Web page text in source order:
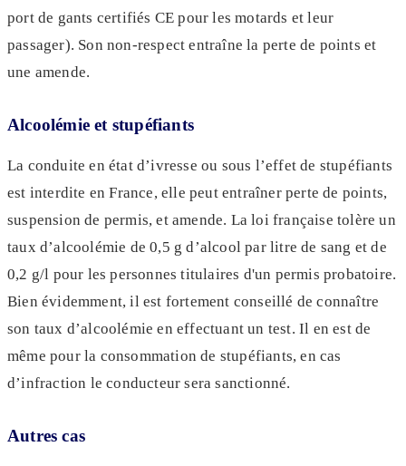
port de gants certifiés CE pour les motards et leur
passager). Son non-respect entraîne la perte de points et
une amende.
Alcoolémie et stupéfiants
La conduite en état d’ivresse ou sous l’effet de stupéfiants
est interdite en France, elle peut entraîner perte de points,
suspension de permis, et amende. La loi française tolère un
taux d’alcoolémie de 0,5 g d’alcool par litre de sang et de
0,2 g/l pour les personnes titulaires d'un permis probatoire.
Bien évidemment, il est fortement conseillé de connaître
son taux d’alcoolémie en effectuant un test. Il en est de
même pour la consommation de stupéfiants, en cas
d’infraction le conducteur sera sanctionné.
Autres cas